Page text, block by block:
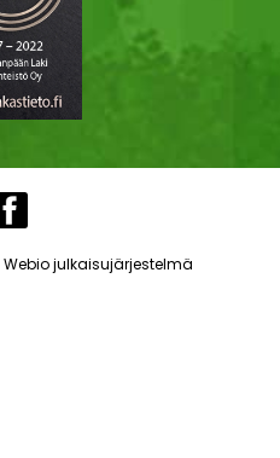
Webio julkaisujärjestelmä